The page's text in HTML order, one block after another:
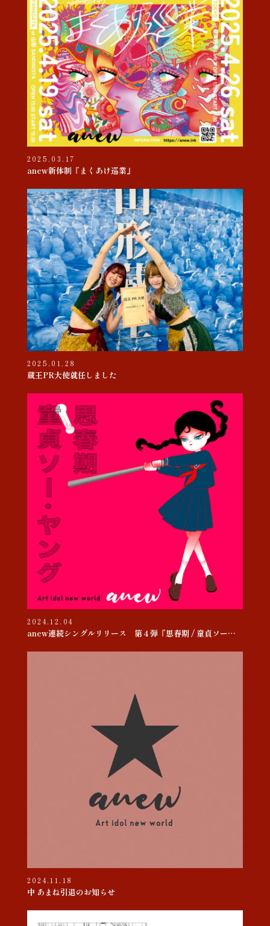
2025.03.17
anew新体制『まくあけ巡業』
2025.01.28
蔵王PR大使就任しました
2024.12.04
anew連続シングルリリース 第４弾『思春期 / 童貞ソー・ヤング』
2024.11.18
中 あまね引退のお知らせ